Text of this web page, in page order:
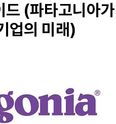
드 (파타고니아가
업의 미래)